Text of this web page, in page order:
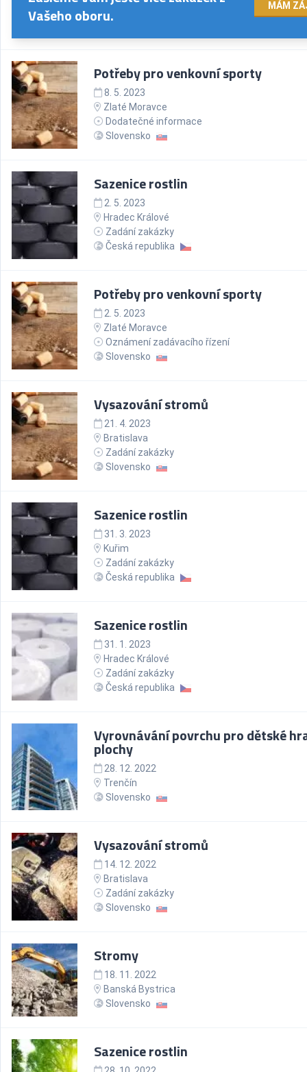
Vašeho oboru.
MÁM
Potřeby pro venkovní sporty
8. 5. 2023
Zlaté Moravce
Dodatečné informace
Slovensko
Sazenice rostlin
2. 5. 2023
Hradec Králové
Zadání zakázky
Česká republika
Potřeby pro venkovní sporty
2. 5. 2023
Zlaté Moravce
Oznámení zadávacího řízení
Slovensko
Vysazování stromů
21. 4. 2023
Bratislava
Zadání zakázky
Slovensko
Sazenice rostlin
31. 3. 2023
Kuřim
Zadání zakázky
Česká republika
Sazenice rostlin
31. 1. 2023
Hradec Králové
Zadání zakázky
Česká republika
Vyrovnávání povrchu pro dětské
plochy
28. 12. 2022
Trenčín
Slovensko
Vysazování stromů
14. 12. 2022
Bratislava
Zadání zakázky
Slovensko
Stromy
18. 11. 2022
Banská Bystrica
Slovensko
Sazenice rostlin